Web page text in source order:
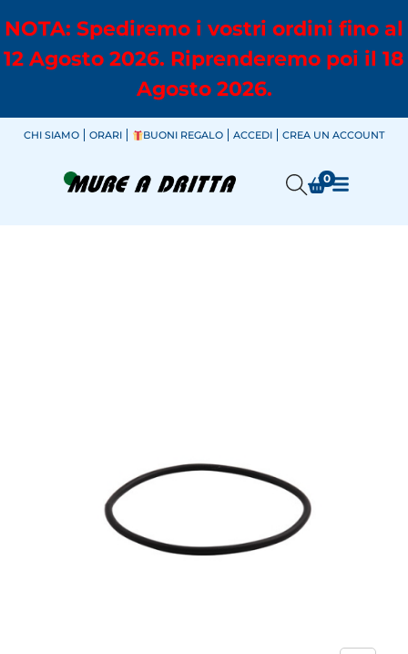
NOTA: Spediremo i vostri ordini fino al
12 Agosto 2026. Riprenderemo poi il 18
Agosto 2026.
CHI SIAMO ORARI BUONI REGALO ACCEDI CREA UN ACCOUNT
0